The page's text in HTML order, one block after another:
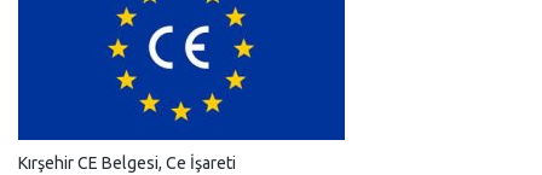
Kırşehir CE Belgesi, Ce İşareti